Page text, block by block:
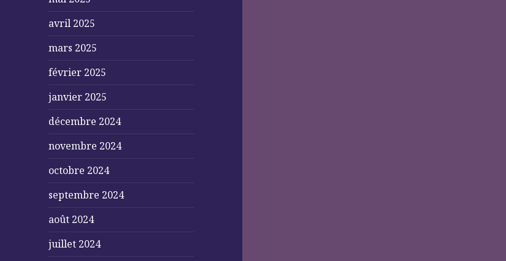
avril 2025
mars 2025
février 2025
janvier 2025
décembre 2024
novembre 2024
octobre 2024
septembre 2024
août 2024
juillet 2024